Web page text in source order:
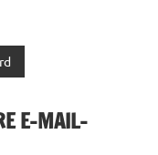
E-MAIL-